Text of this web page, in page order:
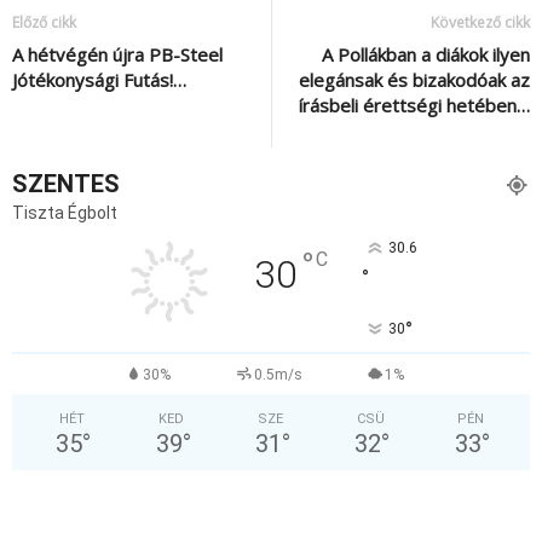
Előző cikk
A hétvégén újra PB-Steel
Jótékonysági Futás!…
Következő cikk
A Pollákban a diákok ilyen
elegánsak és bizakodóak az
írásbeli érettségi hetében…
SZENTES
Tiszta Égbolt
30 °C 30.6
°
30°
30% 0.5m/s 1%
HÉT
35°
KED
39°
SZE
31 °
CSÜ
32°
PÉN
33°